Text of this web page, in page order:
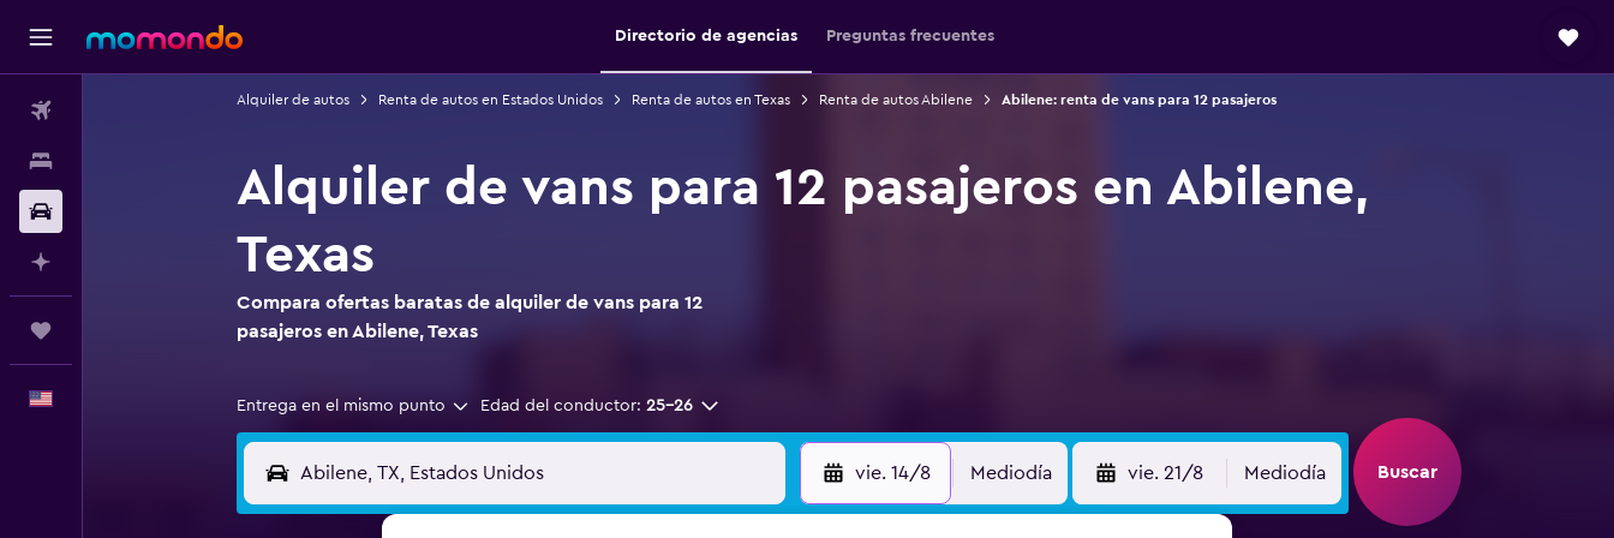
Directorio de agencias Preguntas frecuentes
Alquiler de autos Renta de autos en Estados Unidos Renta de autos en Texas Renta de autos Abilene Abilene: renta de vans para 12 pasajeros
Alquiler de vans para 12 pasajeros en Abilene,
Texas
Compara ofertas baratas de alquiler de vans para 12
pasajeros en Abilene, Texas
Entrega en el mismo punto Edad del conductor: 25-26
vie. 14/8 Mediodía vie. 21/8 Mediodía Buscar